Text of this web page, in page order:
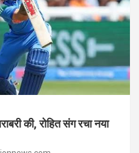
की, रोहित संग रचा नया